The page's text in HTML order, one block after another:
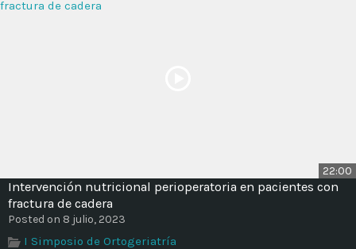
22:00
Intervención nutricional perioperatoria en pacientes con
fractura de cadera
Posted on 8 julio, 2023
I Simposio de Ortogeriatría